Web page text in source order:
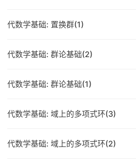
代数学基础: 置换群(1)
代数学基础: 群论基础(2)
代数学基础: 群论基础(1)
代数学基础: 域上的多项式环(3)
代数学基础: 域上的多项式环(2)